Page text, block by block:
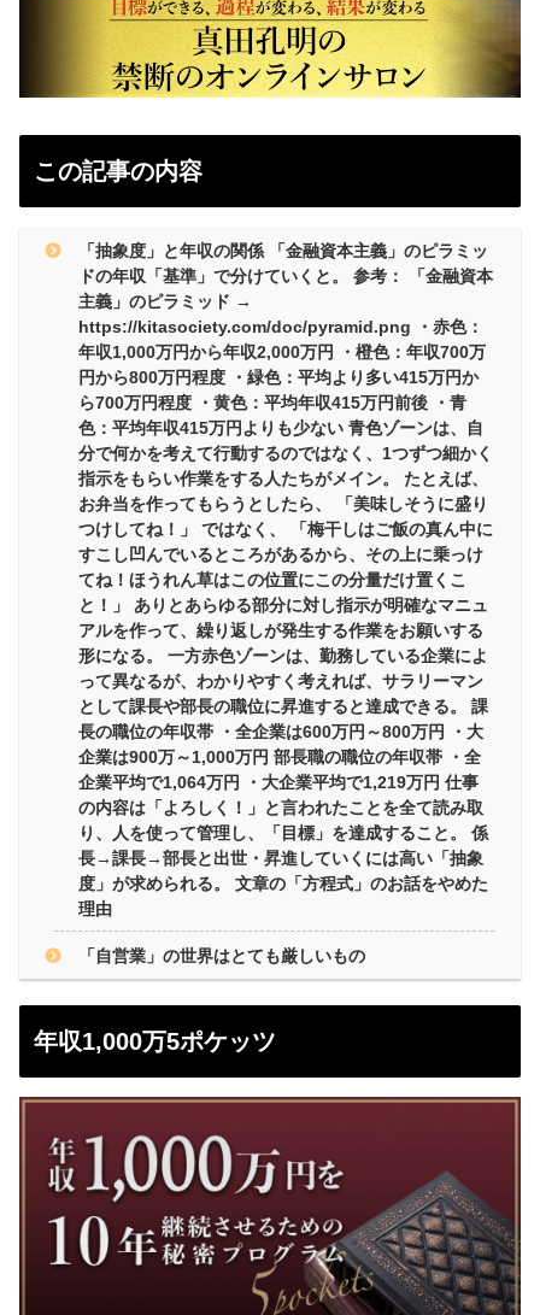
この記事の内容
「抽象度」と年収の関係 「金融資本主義」のピラミッ
ドの年収「基準」で分けていくと。 参考： 「金融資本
主義」のピラミッド →
https://kitasociety.com/doc/pyramid.png ・赤色：
年収1,000万円から年収2,000万円 ・橙色：年収700万
円から800万円程度 ・緑色：平均より多い415万円か
ら700万円程度 ・黄色：平均年収415万円前後 ・青
色：平均年収415万円よりも少ない 青色ゾーンは、自
分で何かを考えて行動するのではなく、1つずつ細かく
指示をもらい作業をする人たちがメイン。 たとえば、
お弁当を作ってもらうとしたら、 「美味しそうに盛り
つけしてね！」 ではなく、 「梅干しはご飯の真ん中に
すこし凹んでいるところがあるから、その上に乗っけ
てね！ほうれん草はこの位置にこの分量だけ置くこ
と！」 ありとあらゆる部分に対し指示が明確なマニュ
アルを作って、繰り返しが発生する作業をお願いする
形になる。 一方赤色ゾーンは、勤務している企業によ
って異なるが、わかりやすく考えれば、サラリーマン
として課長や部長の職位に昇進すると達成できる。 課
長の職位の年収帯 ・全企業は600万円～800万円 ・大
企業は900万～1,000万円 部長職の職位の年収帯 ・全
企業平均で1,064万円 ・大企業平均で1,219万円 仕事
の内容は「よろしく！」と言われたことを全て読み取
り、人を使って管理し、「目標」を達成すること。 係
長→課長→部長と出世・昇進していくには高い「抽象
度」が求められる。 文章の「方程式」のお話をやめた
理由
「自営業」の世界はとても厳しいもの
年収1,000万5ポケッツ